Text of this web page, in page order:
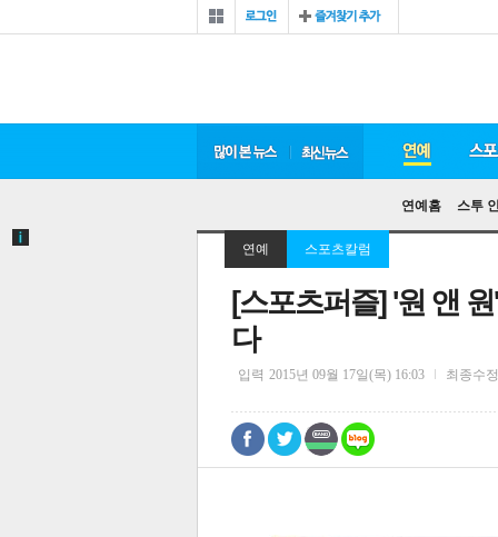
연예홈 스투
연예 스포츠칼럼
[스포츠퍼즐] '원 앤
다
입력 2015년 09월 17일(목) 16:03 최종수정
0